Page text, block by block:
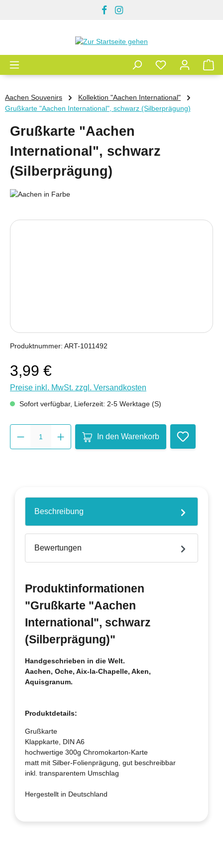
Aachen Souvenirs
Kollektion "Aachen International"
Grußkarte "Aachen International", schwarz (Silberprägung)
Grußkarte "Aachen
International", schwarz
(Silberprägung)
Bildergalerie überspringen
Produktnummer: ART-1011492
3,99 €
Preise inkl. MwSt. zzgl. Versandkosten
Sofort verfügbar, Lieferzeit: 2-5 Werktage (S)
Produkt Anzahl: Gib den
In den Warenkorb
Beschreibung
Bewertungen
Produktinformationen
"Grußkarte "Aachen
International", schwarz
(Silberprägung)"
Handgeschrieben in die Welt.
Aachen, Oche, Aix-la-Chapelle, Aken,
Aquisgranum.
Produktdetails:
Grußkarte
Klappkarte, DIN A6
hochwertige 300g Chromokarton-Karte
matt mit Silber-Folienprägung, gut beschreibbar
inkl. transparentem Umschlag
Hergestellt in Deutschland